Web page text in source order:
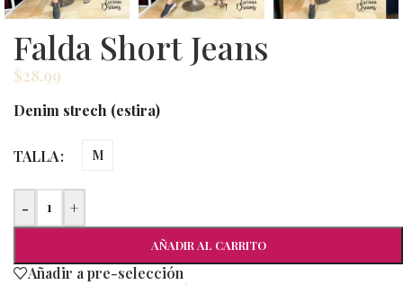
Falda Short Jeans
$28.99
Denim strech (estira)
TALLA M
- +
AÑADIR AL CARRITO
Añadir a pre-selección